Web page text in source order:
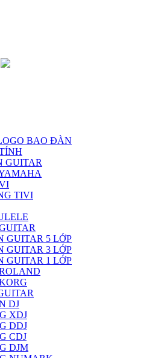
BAO ĐÀN
GUITAR
TIVI
GUITAR 5 LỚP
GUITAR 3 LỚP
GUITAR 1 LỚP
DJ
XDJ
DDJ
CDJ
DJM